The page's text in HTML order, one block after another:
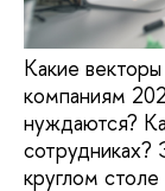
Какие
компаниям
нуждаются?
сотрудниках?
круглом